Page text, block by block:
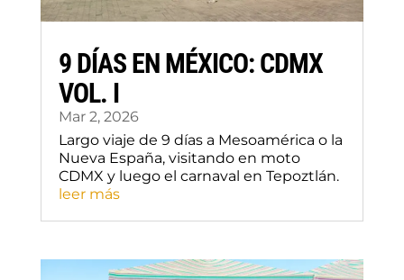
9 DÍAS EN MÉXICO: CDMX
VOL. I
Mar 2, 2026
Largo viaje de 9 días a Mesoamérica o la
Nueva España, visitando en moto
CDMX y luego el carnaval en Tepoztlán.
leer más